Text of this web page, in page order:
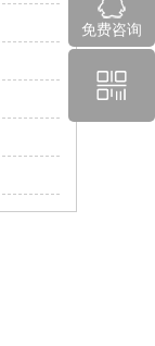
免费咨询